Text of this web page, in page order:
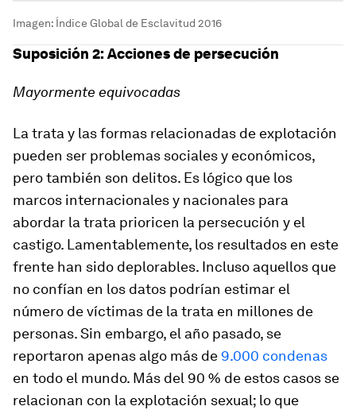
Imagen: Índice Global de Esclavitud 2016
Suposición 2: Acciones de persecución
Mayormente equivocadas
La trata y las formas relacionadas de explotación
pueden ser problemas sociales y económicos,
pero también son delitos. Es lógico que los
marcos internacionales y nacionales para
abordar la trata prioricen la persecución y el
castigo. Lamentablemente, los resultados en este
frente han sido deplorables. Incluso aquellos que
no confían en los datos podrían estimar el
número de víctimas de la trata en millones de
personas. Sin embargo, el año pasado, se
reportaron apenas algo más de 9.000 condenas
en todo el mundo. Más del 90 % de estos casos se
relacionan con la explotación sexual; lo que